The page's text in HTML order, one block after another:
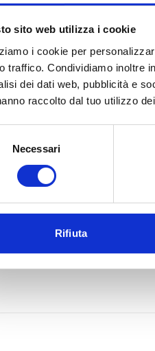
sito web utilizza i cookie
i cookie per
traffico. Condividiamo inoltre
dei dati web, pubblicità e
raccolto dal tuo utilizzo
Necessari
Rifiuta